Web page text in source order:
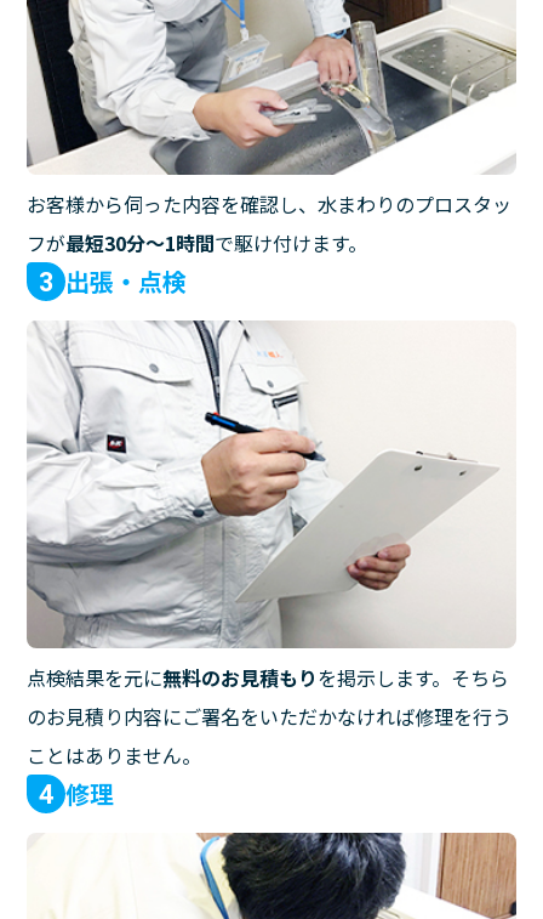
お客様から伺った内容を確認し、水まわりのプロスタッ
フが最短30分〜1時間で駆け付けます。
3 出張・点検
点検結果を元に無料のお見積もりを掲示します。そちら
のお見積り内容にご署名をいただかなければ修理を行う
ことはありません。
4 修理